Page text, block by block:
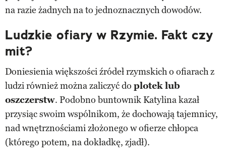
na razie żadnych na to jednoznacznych dowodów.
Ludzkie ofiary w Rzymie. Fakt czy
mit?
Doniesienia większości źródeł rzymskich o ofiarach z
ludzi również można zaliczyć do plotek lub
oszczerstw. Podobno buntownik Katylina kazał
przysiąc swoim wspólnikom, że dochowają tajemnicy,
nad wnętrznościami złożonego w ofierze chłopca
(którego potem, na dokładkę, zjadł).